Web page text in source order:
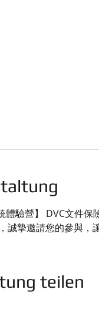
體驗營】 DVC文件
誠摯邀請您的參與，
teilen